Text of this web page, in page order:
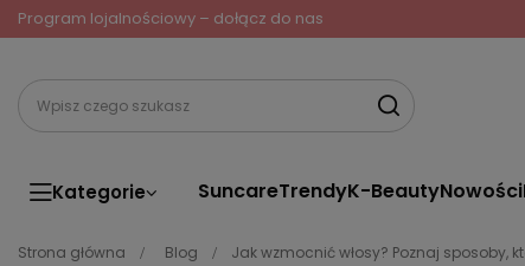
Program lojalnościowy – dołącz do nas
Kategorie SuncareTrendyK-BeautyNowości
Strona główna Blog Jak wzmocnić włosy? Poznaj sposoby,